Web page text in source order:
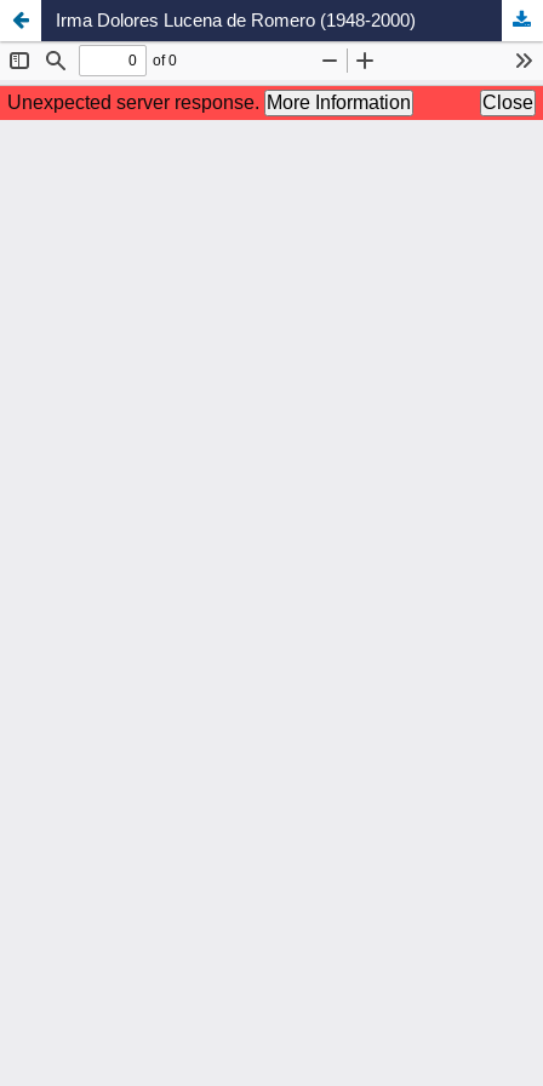
Irma Dolores Lucena de Romero (1948-2000)